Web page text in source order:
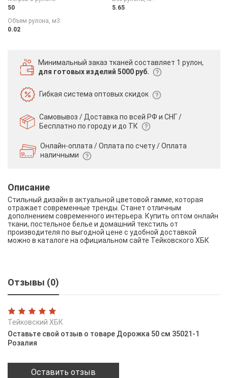
50
5.65
Объем рулона, м3:
0.02
Минимальный заказ тканей составляет 1 рулон,
для готовых изделий 5000 руб.
Гибкая системаоптовых скидок
Самовывоз / Доставка по всей РФ и СНГ /
Бесплатно по городу и до ТК
Онлайн-оплата / Оплата по счету /Оплата
наличными
Описание
Стильный дизайн в актуальной цветовой гамме, которая
отражает современные тренды. Станет отличным
дополнением современного интерьера. Купить оптом онлайн
ткани, постельное белье и домашний текстиль от
производителя по выгодной цене с удобной доставкой
можно в каталоге на официальном сайте Тейковского ХБК
Отзывы (0)
Тейковский ХБК
Оставьте свой отзыв о товаре Дорожка 50 см 35021-1
Розалия
Оставить отзыв